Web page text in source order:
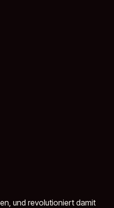
und revolutioniert damit